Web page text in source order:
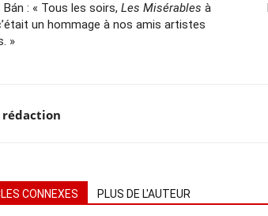
Bán : « Tous les soirs, Les Misérables à
un hommage à nos amis artistes
»
rédaction
CONNEXES PLUS DE L'AUTEUR